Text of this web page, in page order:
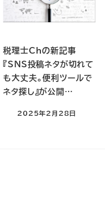
税理士Chの新記事
『SNS投稿ネタが切れて
も大丈夫。便利ツールで
ネタ探し』が公開…
2025年2月28日